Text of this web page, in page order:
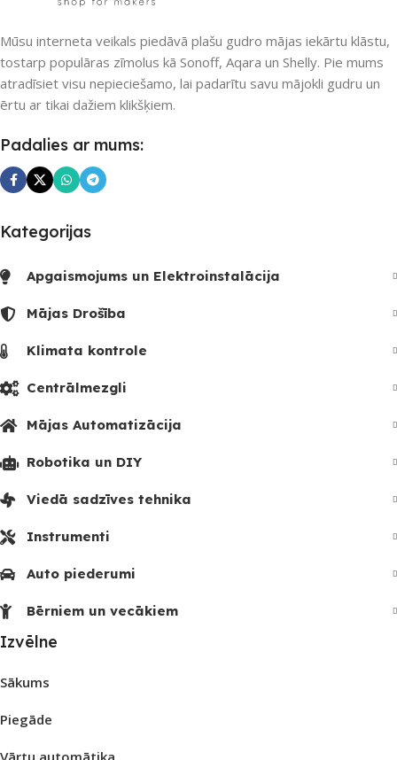
Mūsu interneta veikals piedāvā plašu gudro mājas iekārtu klāstu,
tostarp populāras zīmolus kā Sonoff, Aqara un Shelly. Pie mums
atradīsiet visu nepieciešamo, lai padarītu savu mājokli gudru un
ērtu ar tikai dažiem klikšķiem.
Padalies ar mums:
Kategorijas
Apgaismojums un Elektroinstalācija
Mājas Drošība
Klimata kontrole
Centrālmezgli
Mājas Automatizācija
Robotika un DIY
Viedā sadzīves tehnika
Instrumenti
Auto piederumi
Bērniem un vecākiem
Izvēlne
Sākums
Piegāde
Vārtu automātika